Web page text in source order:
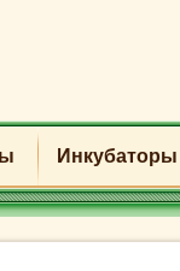
Инкубаторы